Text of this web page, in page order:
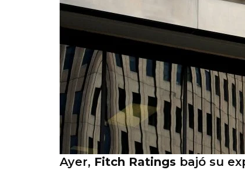
Ayer, Fitch Ratings bajó su